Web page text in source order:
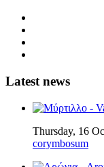
Latest news
Thursday, 16
corymbosum